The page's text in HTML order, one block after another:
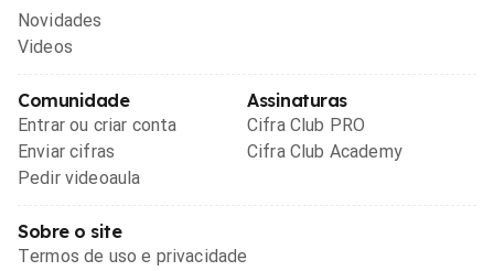
Novidades
Videos
Comunidade
Entrar ou criar conta
Enviar cifras
Pedir videoaula
Assinaturas
Cifra Club PRO
Cifra Club Academy
Sobre o site
Termos de uso e privacidade